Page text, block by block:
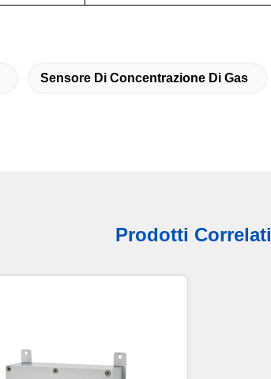
Sensore Di Concentrazione Di Gas
Prodotti Correlati